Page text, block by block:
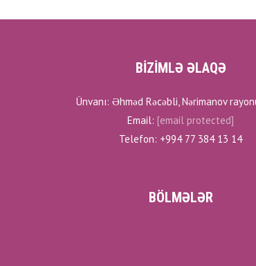
BİZİMLƏ ƏLAQƏ
Ünvanı: Əhməd Rəcəbli, Nərimanov
Email: [email protected]
Telefon: +994 77 384 13 14
BÖLMƏLƏR